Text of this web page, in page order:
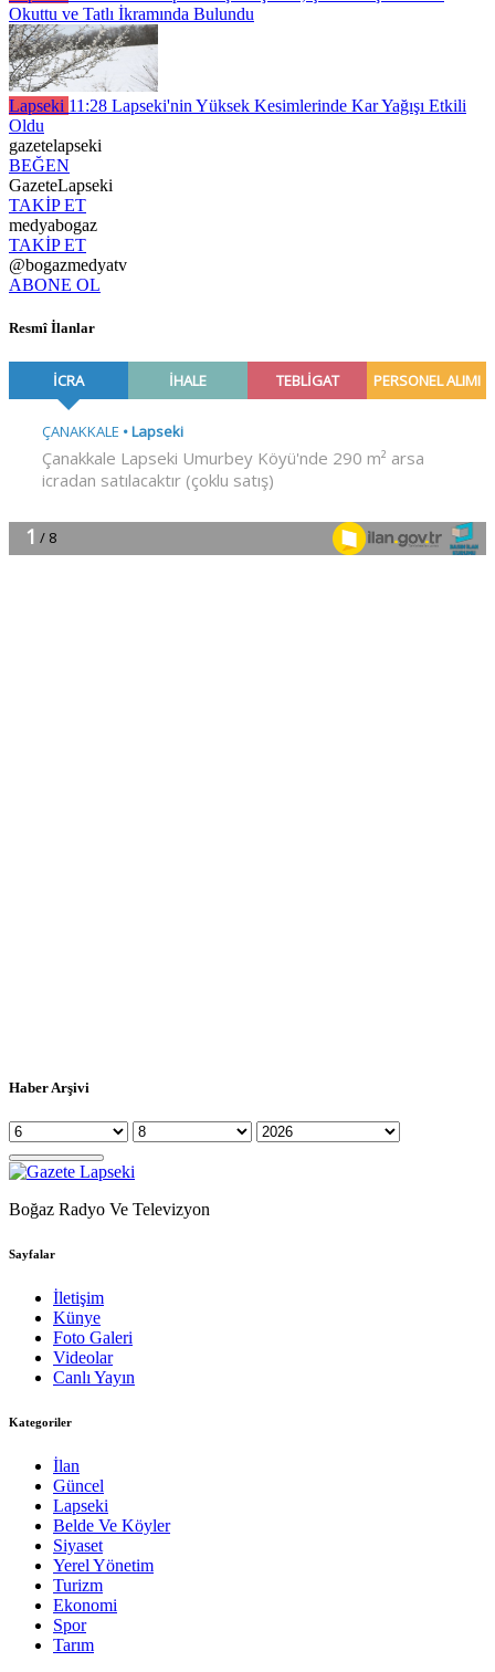
Okuttu ve Tatlı İkramında Bulundu
Lapseki 11:28 Lapseki'nin Yüksek Kesimlerinde Kar Yağışı Etkili
Oldu
gazetelapseki
BEĞEN
GazeteLapseki
TAKİP ET
medyabogaz
TAKİP ET
@bogazmedyatv
ABONE OL
Resmî İlanlar
Haber Arşivi
Boğaz Radyo Ve Televizyon
Sayfalar
İletişim
Künye
Foto Galeri
Videolar
Canlı Yayın
Kategoriler
İlan
Güncel
Lapseki
Belde Ve Köyler
Siyaset
Yerel Yönetim
Turizm
Ekonomi
Spor
Tarım